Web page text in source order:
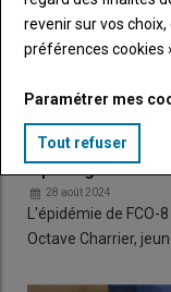
"Je préfère
à plein godet"
28 août 2024
L'épidémie de FCO-
Octave Charrier,
revenir sur vos
préférences cookies
Paramétrer mes
Tout refuser